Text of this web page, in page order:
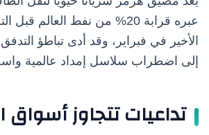
عبره قرابة 20% من نفط العالم
الأخير في فبراير، وقد أدى تباطؤ
إلى اضطراب سلاسل إمداد عالمية
تداعيات تتجاوز أسواق